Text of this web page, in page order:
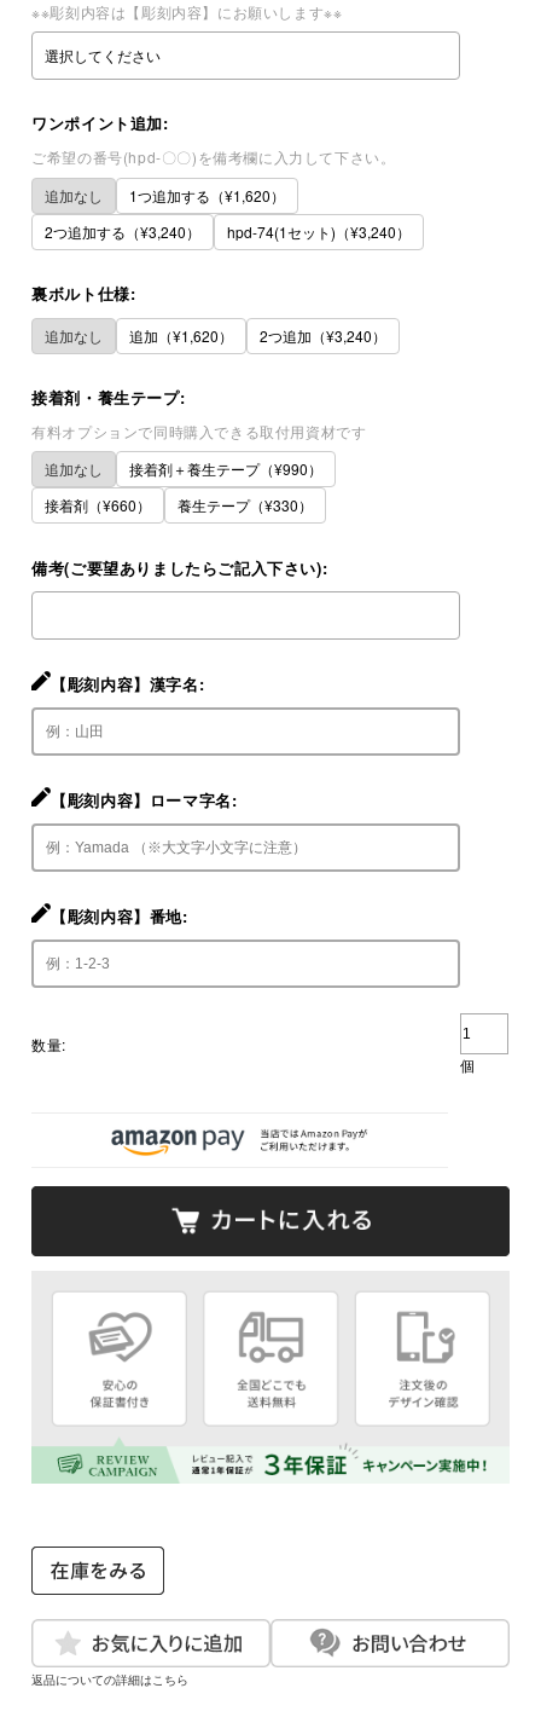
※※彫刻内容は【彫刻内容】にお願いします※※
ワンポイント追加:
ご希望の番号(hpd-〇〇)を備考欄に入力して下さい。
追加なし
1つ追加する（¥1,620）
2つ追加する（¥3,240）
hpd-74(1セット)（¥3,240）
裏ボルト仕様:
追加なし 追加（¥1,620） 2つ追加（¥3,240）
接着剤・養生テープ:
有料オプションで同時購入できる取付用資材です
追加なし
接着剤＋養生テープ（¥990）
接着剤（¥660）
養生テープ（¥330）
備考(ご要望ありましたらご記入下さい):
【彫刻内容】漢字名:
【彫刻内容】ローマ字名:
【彫刻内容】番地:
数量:
個
返品についての詳細はこちら